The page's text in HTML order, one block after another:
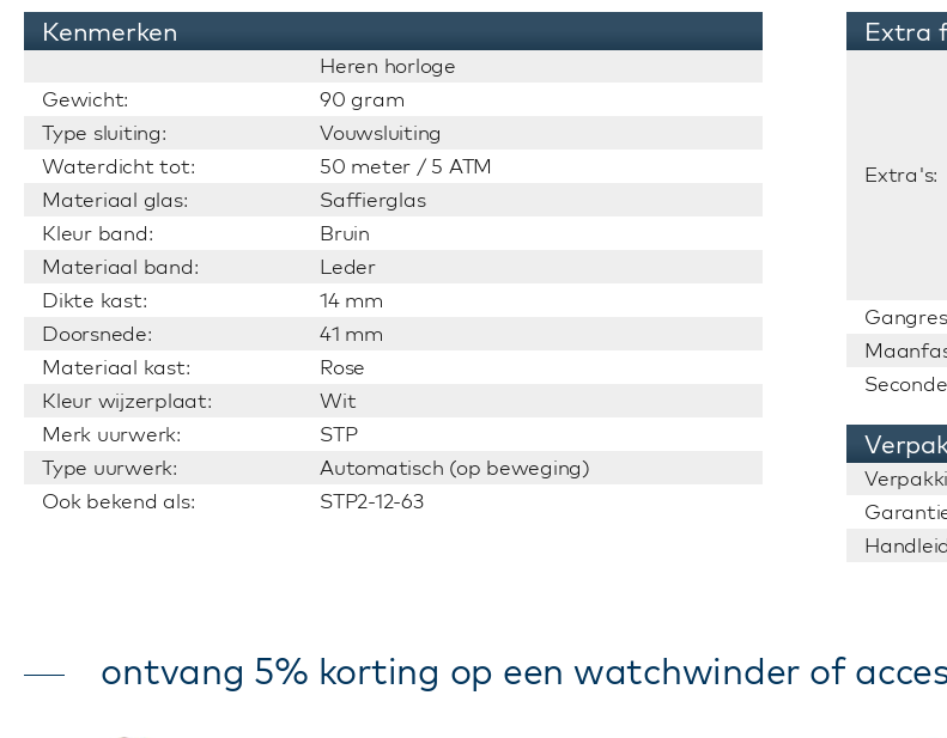
Kenmerken
Heren horloge
Gewicht:
90 gram
Type sluiting:
Vouwsluiting
Waterdicht tot:
50 meter / 5 ATM
Materiaal glas:
Saffierglas
Kleur band:
Bruin
Materiaal band:
Leder
Dikte kast:
14 mm
Doorsnede:
41 mm
Materiaal kast:
Rose
Kleur wijzerplaat:
Wit
Merk uurwerk:
STP
Type uurwerk:
Automatisch (op beweging)
Ook bekend als:
STP2-12-63
Extra
Extra's:
ontvang 5% korting op een watchwinder of